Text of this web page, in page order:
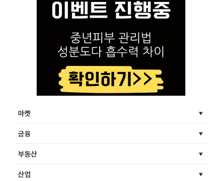
마켓
금융
부동산
산업